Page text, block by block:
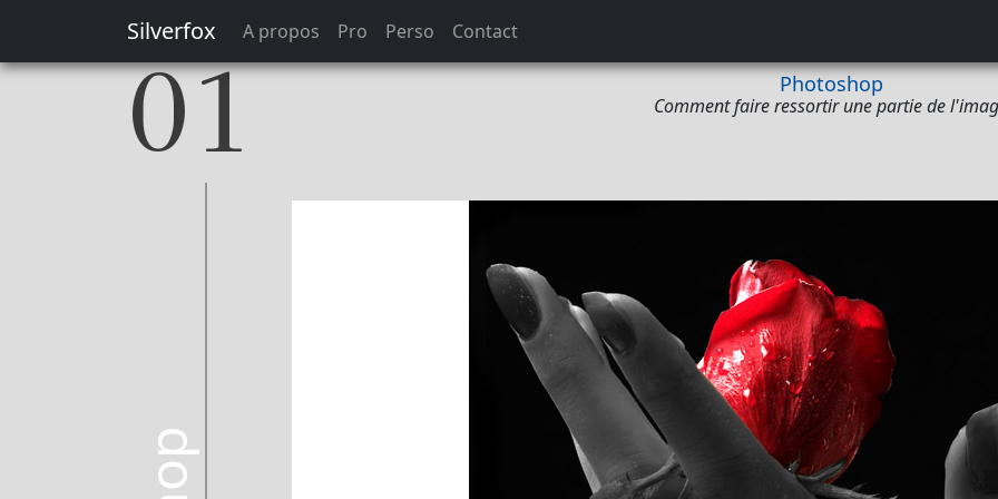
Silverfox A propos Pro Perso Contact
01 Photoshop
Comment faire ressortir une partie de